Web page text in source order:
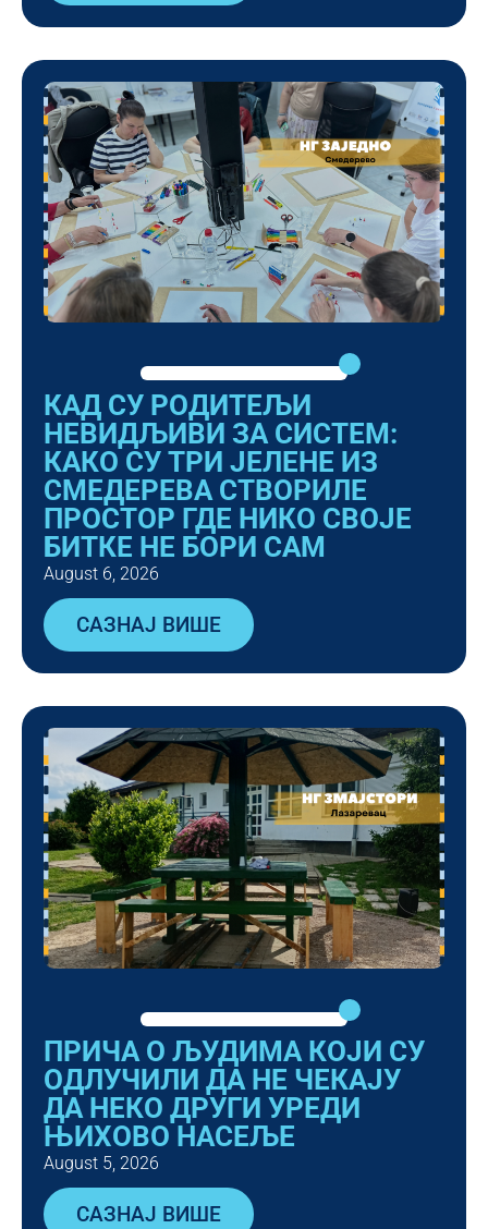
КАД СУ РОДИТЕЉИ
НЕВИДЉИВИ ЗА СИСТЕМ:
КАКО СУ ТРИ ЈЕЛЕНЕ ИЗ
СМЕДЕРЕВА СТВОРИЛЕ
ПРОСТОР ГДЕ НИКО СВОЈЕ
БИТКЕ НЕ БОРИ САМ
August 6, 2026
САЗНАЈ ВИШЕ
ПРИЧА О ЉУДИМА КОЈИ СУ
ОДЛУЧИЛИ ДА НЕ ЧЕКАЈУ
ДА НЕКО ДРУГИ УРЕДИ
ЊИХОВО НАСЕЉЕ
August 5, 2026
САЗНАЈ ВИШЕ